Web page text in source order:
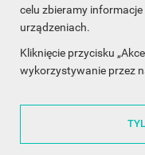
celu zbieramy
urządzeniach.
Kliknięcie przycisku
wykorzystywanie przez
OBSŁUGA KLIENTA
WSPÓŁPRACA
ŚLEDŹ NAS NA